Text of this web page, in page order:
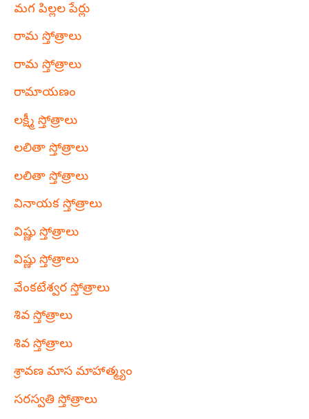
మగ పిల్లల పేర్లు
రామ స్తోత్రాలు
రామ స్తోత్రాలు
రామాయణం
లక్ష్మీ స్తోత్రాలు
లలితా స్తోత్రాలు
లలితా స్తోత్రాలు
వినాయక స్తోత్రాలు
విష్ణు స్తోత్రాలు
విష్ణు స్తోత్రాలు
వేంకటేశ్వర స్తోత్రాలు
శివ స్తోత్రాలు
శివ స్తోత్రాలు
శ్రావణ మాస మాహాత్మ్యం
సరస్వతి స్తోత్రాలు